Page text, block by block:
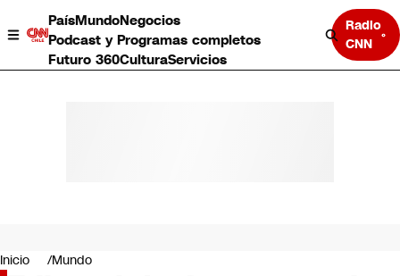
PaísMundoNegocios
Podcast y Programas completos
Futuro 360CulturaServicios
Radio
CNN
Negocios
Inicio Mundo